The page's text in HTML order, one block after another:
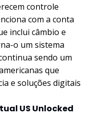
controle
com a conta
inclui câmbio e
o um sistema
sendo um
que
e soluções digitais
US Unlocked